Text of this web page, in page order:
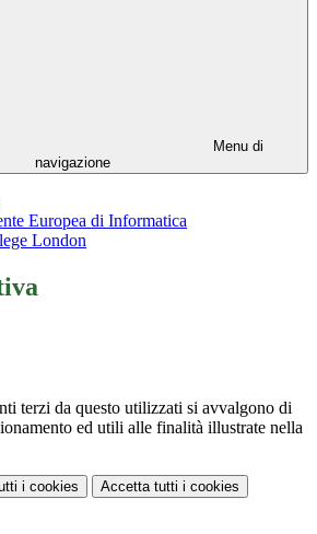
Menu di
navigazione
Europea di Informatica
London
terzi da questo utilizzati si avvalgono di
ed utili alle finalità illustrate nella
i cookies Accetta tutti i cookies